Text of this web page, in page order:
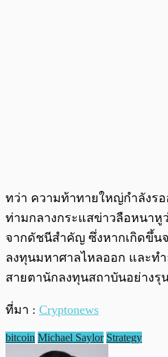
ทว่า ความท้าทายใหญ่กำลังรอ
ท่ามกลางกระแสข่าวลือหนาหู
จากดัชนีสำคัญ ซึ่งหากเกิดขึ้นจ
ลงทุนมหาศาลไหลออก และท
สายตานักลงทุนสถาบันอย่างรุ
ที่มา : Cryptonews
bitcoin Michael Saylor Strategy